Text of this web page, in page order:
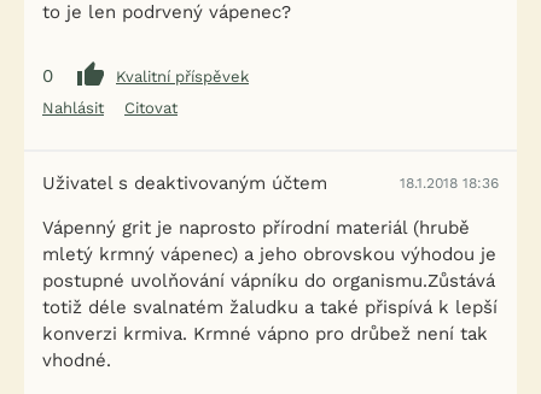
to je len podrvený vápenec?
0
Kvalitní příspěvek
Nahlásit
Citovat
Uživatel s deaktivovaným účtem 18.1.2018 18:36
Vápenný grit je naprosto přírodní materiál (hrubě
mletý krmný vápenec) a jeho obrovskou výhodou je
postupné uvolňování vápníku do organismu.Zůstává
totiž déle svalnatém žaludku a také přispívá k lepší
konverzi krmiva. Krmné vápno pro drůbež není tak
vhodné.